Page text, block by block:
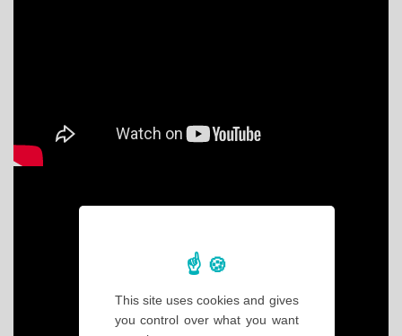
This site uses cookies and gives
you control over what you want